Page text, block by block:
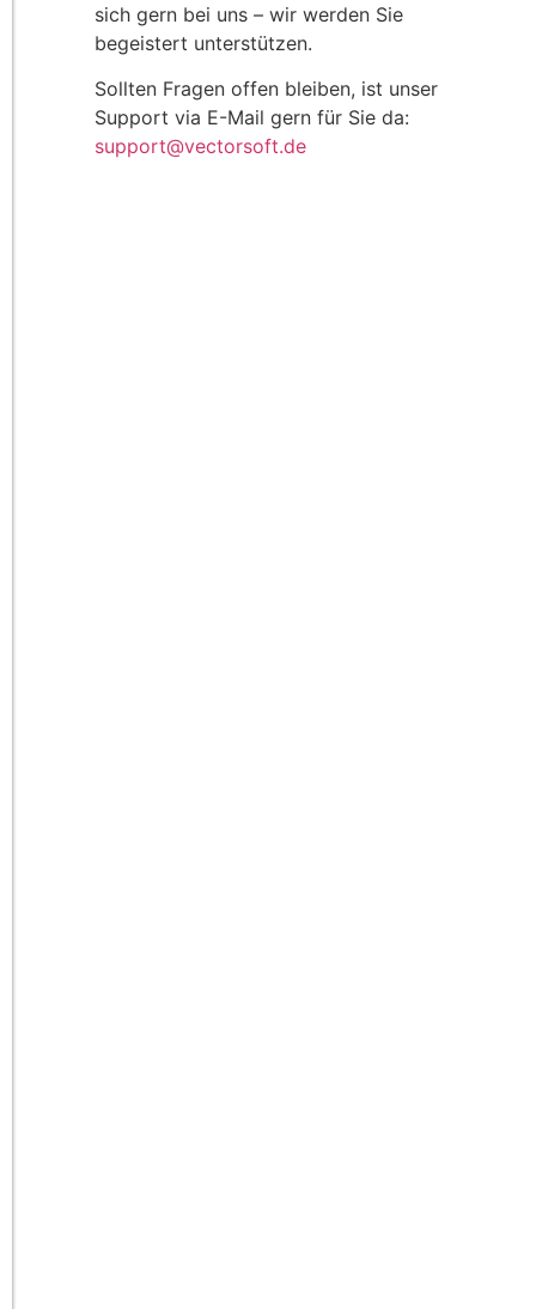
sich gern bei uns – wir werden Sie
begeistert unterstützen.
Sollten Fragen offen bleiben, ist unser
Support via E-Mail gern für Sie da:
support@vectorsoft.de